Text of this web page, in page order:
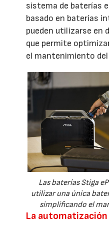
sistema de baterías
basado en baterías
pueden utilizarse en
que permite
el mantenimiento del
Las baterías Stiga
utilizar una única
simplificando el
La